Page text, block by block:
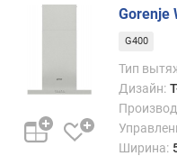
р
д
и
Gorenje
G400
Тип
Дизайн:
Ширина: